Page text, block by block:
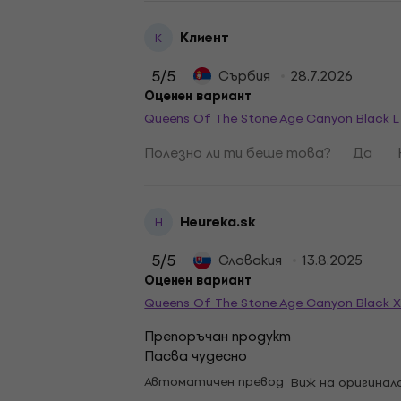
К Клиент
5/5 Сърбия 28.7.2026
Оценен вариант
Queens Of The Stone Age Canyon Black
Полезно ли ти беше това? Да
H Heureka.sk
5/5 Словакия 13.8.2025
Оценен вариант
Queens Of The Stone Age Canyon Black
Препоръчан продукт
Пасва чудесно
Автоматичен превод Виж на